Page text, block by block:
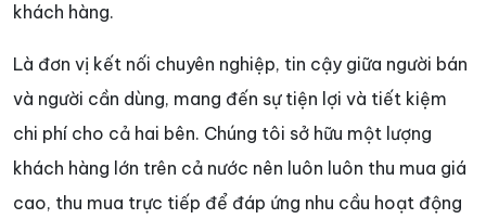
khách hàng.
Là đơn vị kết nối chuyên nghiệp, tin cậy giữa người bán
và người cần dùng, mang đến sự tiện lợi và tiết kiệm
chi phí cho cả hai bên. Chúng tôi sở hữu một lượng
khách hàng lớn trên cả nước nên luôn luôn thu mua giá
cao, thu mua trực tiếp để đáp ứng nhu cầu hoạt động